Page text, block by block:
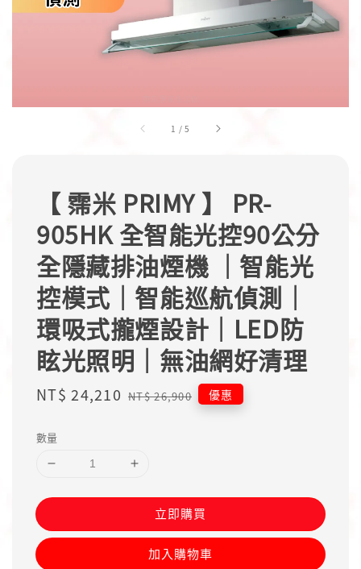
1 /5
【 霈米 PRIMY 】 PR-
905HK 全智能光控90公分
全隱藏排油煙機 ｜智能光
控模式｜智能巡航偵測｜
環吸式攏煙設計｜LED防
眩光照明｜無油網好清理
Sale
NT$ 24,210 Regular
NT$ 26,900 優惠
數量
立即購買
加入購物車